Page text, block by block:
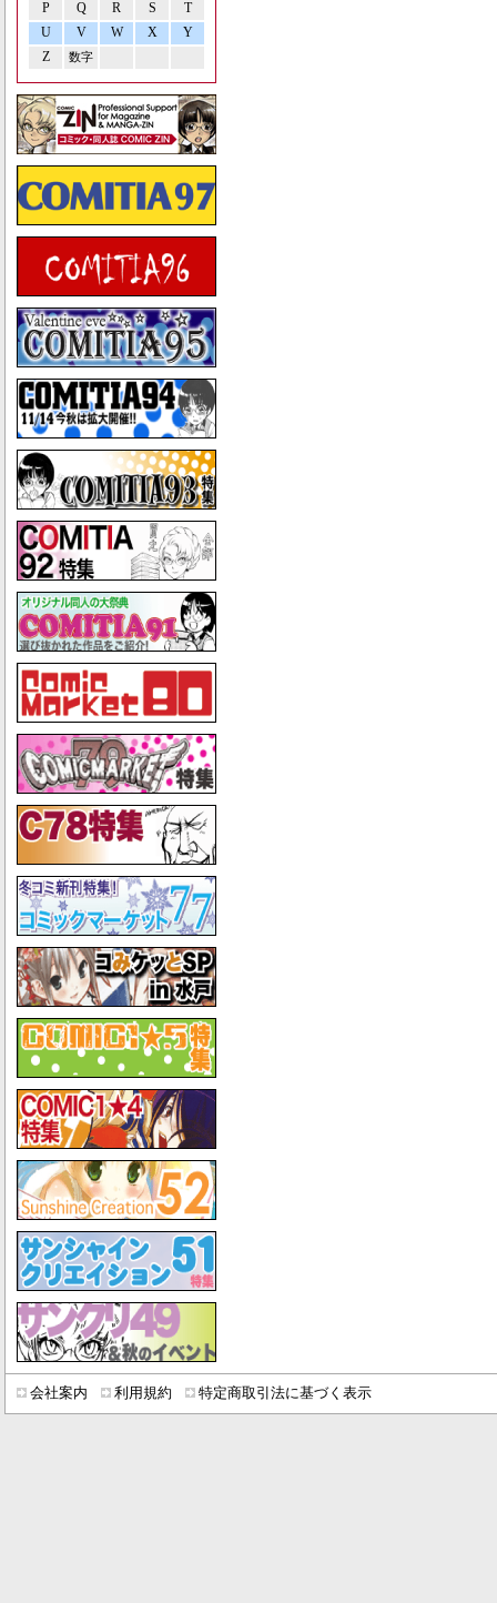
P Q R S
T
U
V W X
Y
Z
数字
会社案内 利用規約 特定商取引法に基づく表示